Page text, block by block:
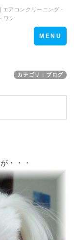
アコンクリーニング・
ワン
Toggle
navigation
MENU
カテゴリ：ブログ
・・・